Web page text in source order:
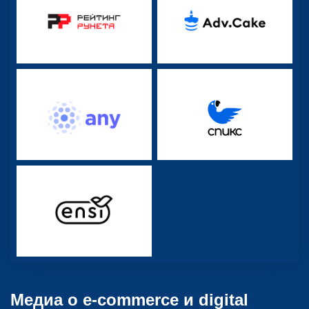
Медиа о e-commerce и digital